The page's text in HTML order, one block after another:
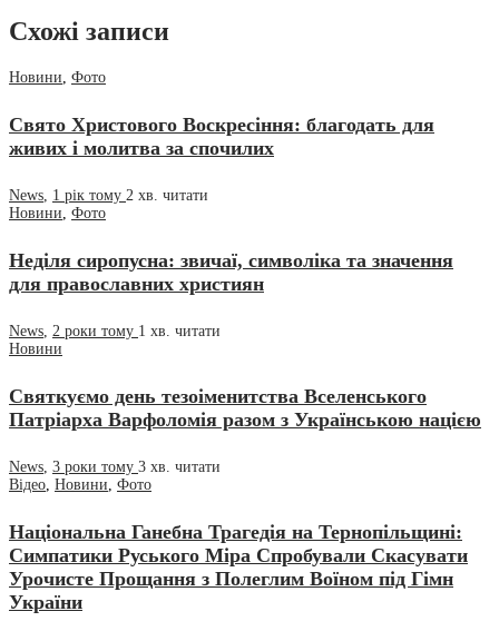
Схожі записи
Новини, Фото
Свято Христового Воскресіння: благодать для
живих і молитва за спочилих
News, 1 рік тому 2 хв. читати
Новини, Фото
Неділя сиропусна: звичаї, символіка та значення
для православних християн
News, 2 роки тому 1 хв. читати
Новини
Святкуємо день тезоіменитства Вселенського
Патріарха Варфоломія разом з Українською нацією
News, 3 роки тому 3 хв. читати
Відео, Новини, Фото
Національна Ганебна Трагедія на Тернопільщині:
Симпатики Руського Міра Спробували Скасувати
Урочисте Прощання з Полеглим Воїном під Гімн
України